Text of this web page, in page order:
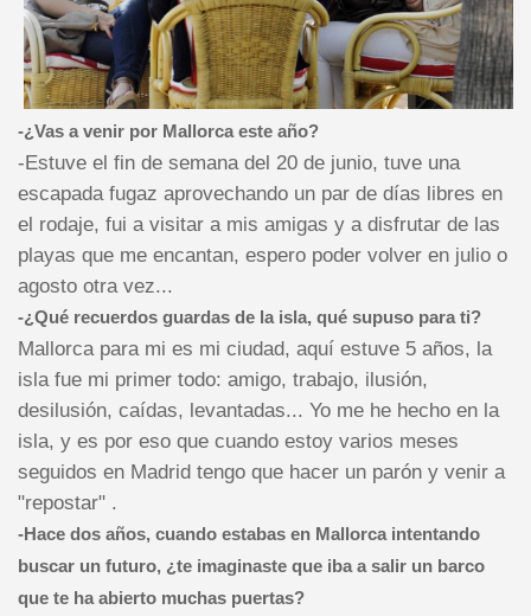
-¿Vas a venir por Mallorca este año?
-Estuve el fin de semana del 20 de junio, tuve una
escapada fugaz aprovechando un par de días libres en
el rodaje, fui a visitar a mis amigas y a disfrutar de las
playas que me encantan, espero poder volver en julio o
agosto otra vez...
-¿Qué recuerdos guardas de la isla, qué supuso para ti?
Mallorca para mi es mi ciudad, aquí estuve 5 años, la
isla fue mi primer todo: amigo, trabajo, ilusión,
desilusión, caídas, levantadas... Yo me he hecho en la
isla, y es por eso que cuando estoy varios meses
seguidos en Madrid tengo que hacer un parón y venir a
"repostar" .
-Hace dos años, cuando estabas en Mallorca intentando
buscar un futuro, ¿te imaginaste que iba a salir un barco
que te ha abierto muchas puertas?